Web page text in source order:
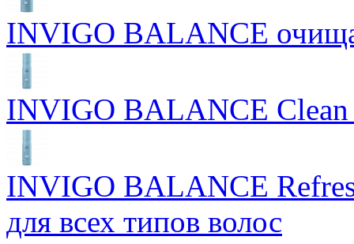
INVIGO BALANCE
INVIGO BALANCE Clean
INVIGO BALANCE
для всех типов волос